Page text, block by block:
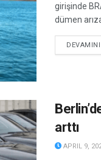
girişinde
dümen
arttı
APRIL 9,